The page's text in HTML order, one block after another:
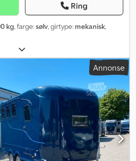
Ring
kg, farge:sølv, girtype: mekanisk,
Annonse